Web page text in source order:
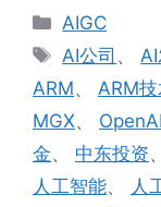
分
类
AIGC
标
签
AI公司 、
ARM、 ARM
MGX、 OpenAI
金、 中东投资、
人工智能、 人